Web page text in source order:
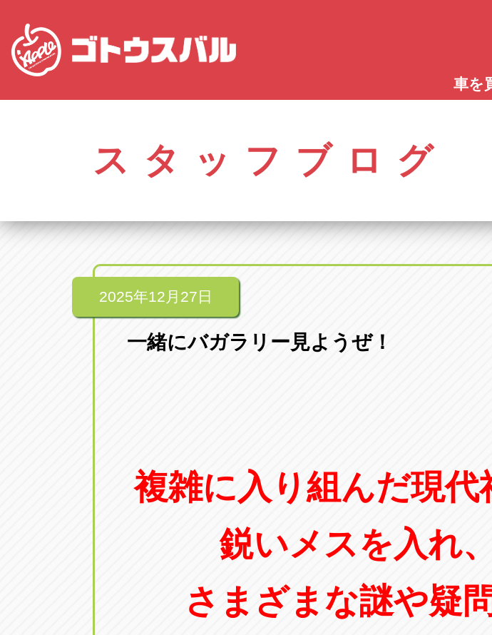
愛知
アップル春日井中央店
0568-56-0001
アップル瀬戸店
アップル春日井中央店
愛知県春日井市柏井町4-43-1
アップル一宮22号店
アップル春日井店
アップル碧南店
愛知県碧南市立山町4-32-1
アップル小牧店
アップル尾張旭店
愛知県尾張旭市印場元町5-2-8
オートフレンド
トラック市四日市店
アップル世田谷店
車を
スタッフブログ
2025年12月27日
一緒にバガラリー見ようぜ！
複雑に入り組んだ現代
鋭いメスを入れ、
さまざまな謎や疑